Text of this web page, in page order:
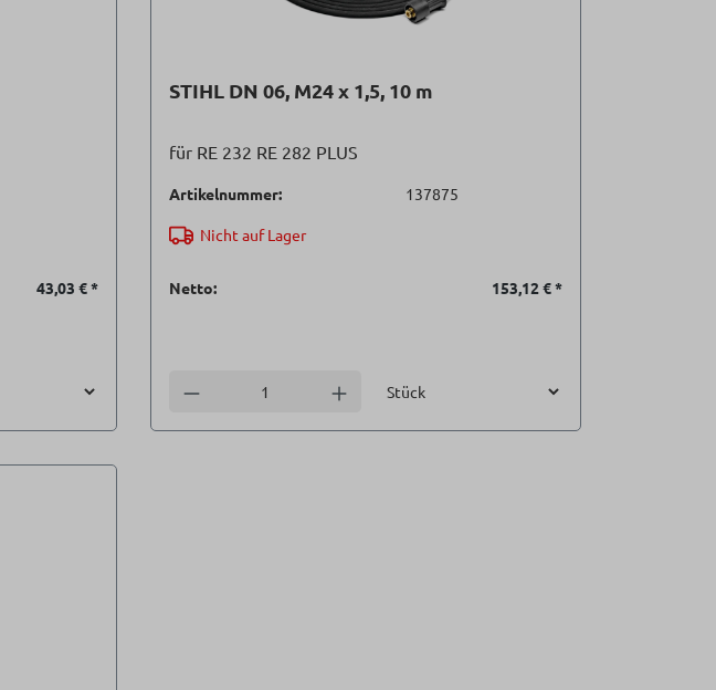
43,03 €*
STIHL DN 06, M24 x 1,5, 10 m
für RE 232 RE 282 PLUS
Artikelnummer: 137875
Nicht auf Lager
Netto: 153,12 €*
Anzahl verringern Anzahl erhöhen